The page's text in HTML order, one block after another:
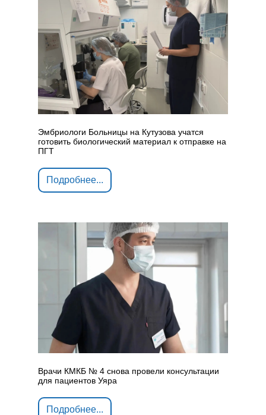
Эмбриологи Больницы на Кутузова учатся
готовить биологический материал к отправке на
ПГТ
Подробнее...
Врачи КМКБ № 4 снова провели консультации
для пациентов Уяра
Подробнее...